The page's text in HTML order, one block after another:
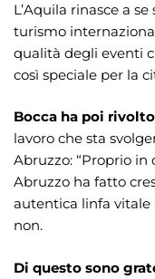
L’Aquila rinasce a
turismo
qualità degli eventi
così speciale per la
Bocca ha poi rivolto
lavoro che sta
Abruzzo: “Proprio
Abruzzo ha fatto
autentica linfa vitale
non.
Di questo sono